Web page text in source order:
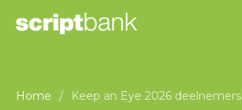
Home / Keep an Eye 2026 deelnemers